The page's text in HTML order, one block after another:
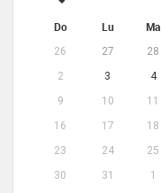
Do Lu Ma
26 27 28
2
3 4
9
10 11
16
17 18
23
24 25
30
31 1